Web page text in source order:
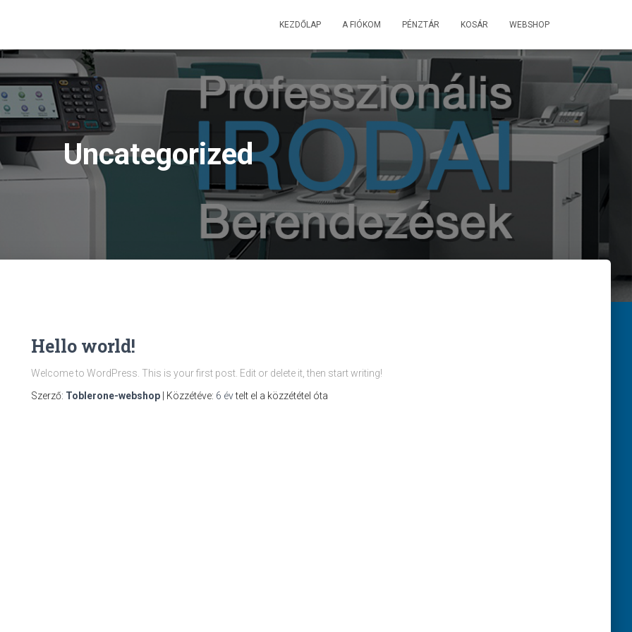
KEZDŐLAP A FIÓKOM PÉNZTÁR KOSÁR WEBSHOP
Uncategorized
Hello world!
Welcome to WordPress. This is your first post. Edit or delete it, then start writing!
Szerző: Toblerone-webshop | Közzétéve: 6 évtelt el a közzététel óta